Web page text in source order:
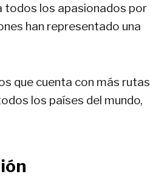
todos los apasionados por
han representado una
que cuenta con más rutas
los países del mundo,